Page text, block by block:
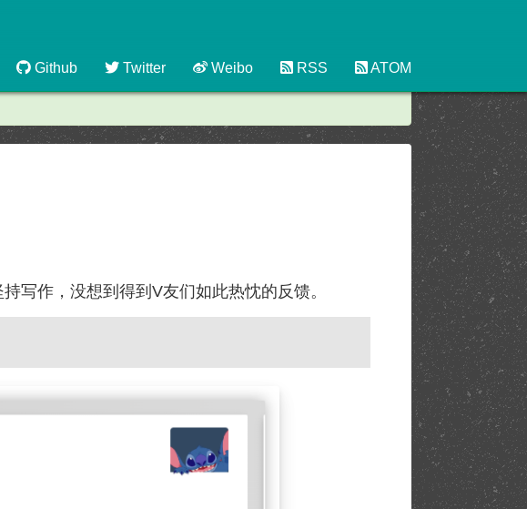
Github Twitter Weibo RSS ATOM
写作，没想到得到V友们如此热忱的反馈。